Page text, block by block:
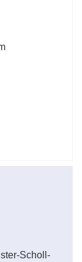
Scholl-